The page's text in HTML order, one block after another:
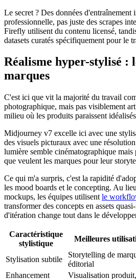
Le secret ? Des données
professionnelle, pas juste des scrapes
Firefly utilisent du contenu licensé,
datasets curatés spécifiquement pour le
Réalisme hyper-stylisé :
marques
C'est ici que vit la majorité du travail
photographique, mais pas visiblement
milieu où les produits paraissent
Midjourney v7 excelle ici avec une
des visuels picturaux avec une
lumière semble cinématographique mais
que veulent les marques pour leur
Ce qui m'a surpris, c'est la rapidité
les mood boards et le concepting. Au
mockups, les équipes utilisent le
transformer des concepts en assets
d'itération change tout dans le
Caractéristique
stylistique
Meilleures
Stylisation subtile
Storytelling de
éditorial
Enhancement
Visualisation produit,